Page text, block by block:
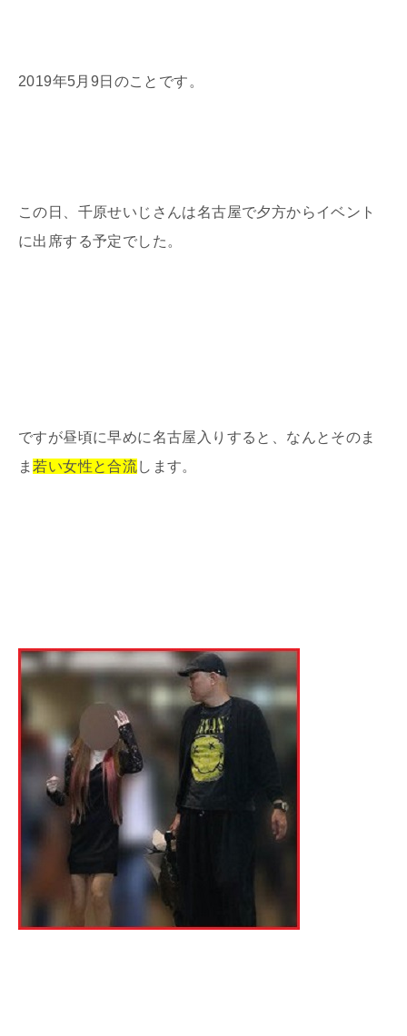
2019年5月9日のことです。
この日、千原せいじさんは名古屋で夕方からイベント
に出席する予定でした。
ですが昼頃に早めに名古屋入りすると、なんとそのま
ま 若い女性と合流します。